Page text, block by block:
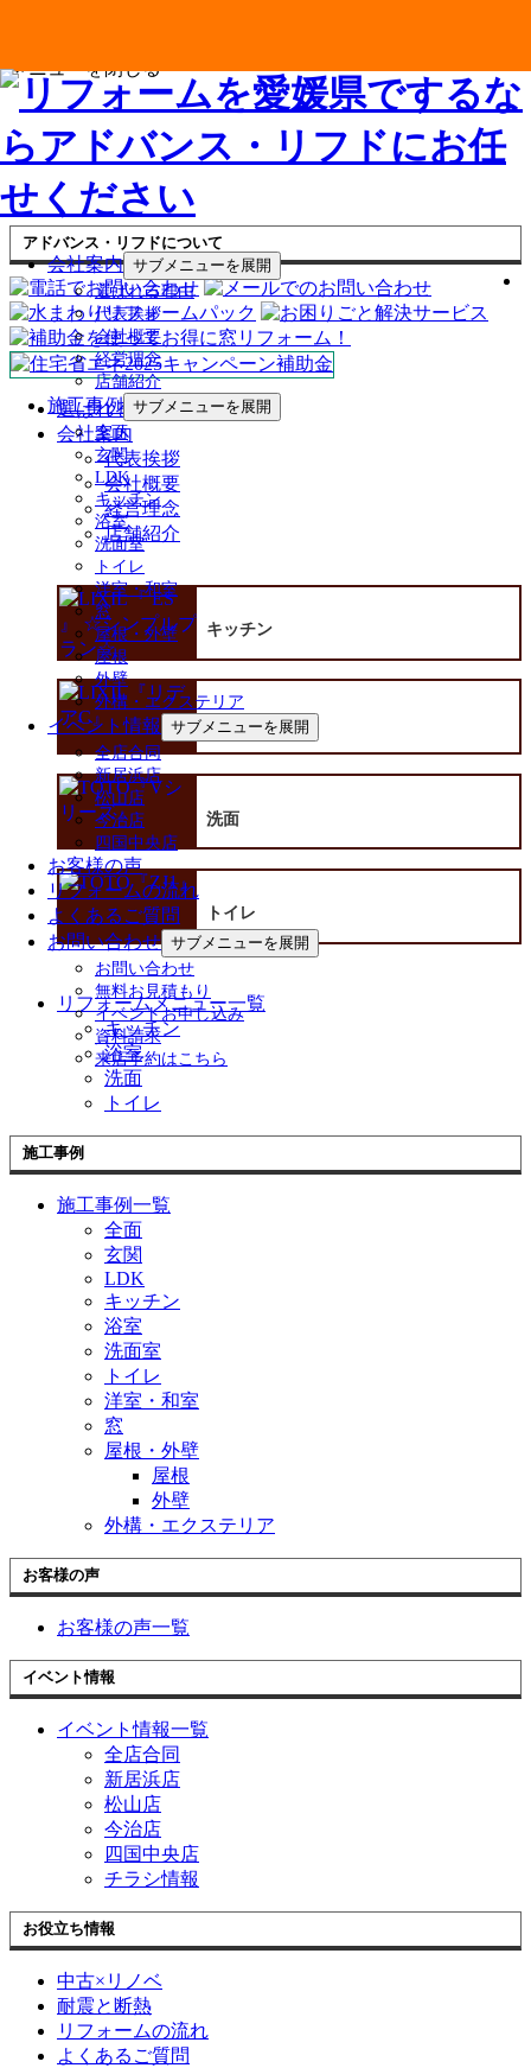
会社案内 サブメニューを展開
選ばれる理由
代表挨拶
会社概要
経営理念
店舗紹介
施工事例 サブメニューを展開
全面
玄関
LDK
キッチン
浴室
洗面室
トイレ
洋室・和室
窓
屋根・外壁
屋根
外壁
外構・エクステリア
イベント情報
サブメニューを展開
全店合同
新居浜店
松山店
今治店
四国中央店
お客様の声
リフォームの流れ
よくあるご質問
お問い合わせ サブメニューを展開
お問い合わせ
無料お見積もり
イベントお申し込み
資料請求
来店予約はこちら
メニューを閉じる
アドバンス・リフドについて
選ばれる理由
会社案内
代表挨拶
会社概要
経営理念
店舗紹介
キッチン
浴室
洗面
トイレ
リフォームメニュー一覧
キッチン
浴室
洗面
トイレ
施工事例
施工事例一覧
全面
玄関
LDK
キッチン
浴室
洗面室
トイレ
洋室・和室
窓
屋根・外壁
屋根
外壁
外構・エクステリア
お客様の声
お客様の声一覧
イベント情報
イベント情報一覧
全店合同
新居浜店
松山店
今治店
四国中央店
チラシ情報
お役立ち情報
中古×リノベ
耐震と断熱
リフォームの流れ
よくあるご質問